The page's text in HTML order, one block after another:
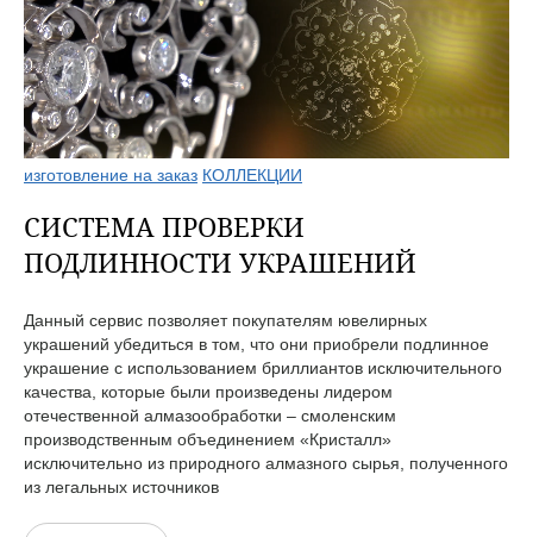
изготовление на заказ КОЛЛЕКЦИИ
СИСТЕМА ПРОВЕРКИ
ПОДЛИННОСТИ УКРАШЕНИЙ
Данный сервис позволяет покупателям ювелирных
украшений убедиться в том, что они приобрели подлинное
украшение с использованием бриллиантов исключительного
качества, которые были произведены лидером
отечественной алмазообработки – смоленским
производственным объединением «Кристалл»
исключительно из природного алмазного сырья, полученного
из легальных источников